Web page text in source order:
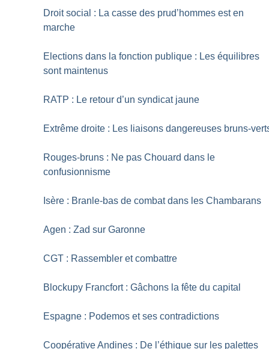
Droit social : La casse des prud’hommes est en
marche
Elections dans la fonction publique : Les équilibres
sont maintenus
RATP : Le retour d’un syndicat jaune
Extrême droite : Les liaisons dangereuses bruns-
Rouges-bruns : Ne pas Chouard dans le
confusionnisme
Isère : Branle-bas de combat dans les Chambarans
Agen : Zad sur Garonne
CGT : Rassembler et combattre
Blockupy Francfort : Gâchons la fête du capital
Espagne : Podemos et ses contradictions
Coopérative Andines : De l’éthique sur les palettes